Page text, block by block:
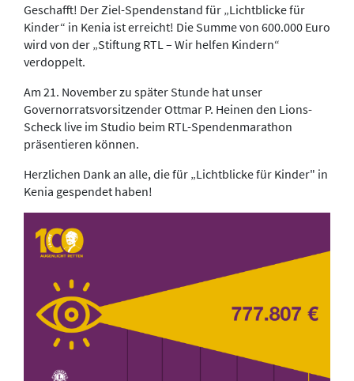
Geschafft! Der Ziel-Spendenstand für „Lichtblicke für
Kinder“ in Kenia ist erreicht! Die Summe von 600.000 Euro
wird von der „Stiftung RTL – Wir helfen Kindern“
verdoppelt.
Am 21. November zu später Stunde hat unser
Governorratsvorsitzender Ottmar P. Heinen den Lions-
Scheck live im Studio beim RTL-Spendenmarathon
präsentieren können.
Herzlichen Dank an alle, die für „Lichtblicke für Kinder" in
Kenia gespendet haben!